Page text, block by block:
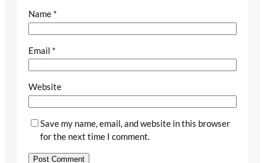
Name *
Email *
Website
Save my name, email, and website in this browser
for the next time I comment.